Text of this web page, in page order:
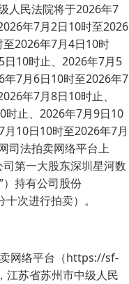
人民法院将于2026年7
年7月2日10时至2026
2026年7月4日10时
10时止、2026年7月5
7月6日10时至2026年7
年7月8日10时止、
时止、2026年7月9日10
10日10时至2026年7月
司法拍卖网络平台上
第一大股东深圳星河数
）持有公司股份
次进行拍卖）。
网络平台（https://sf-
苏省苏州市中级人民